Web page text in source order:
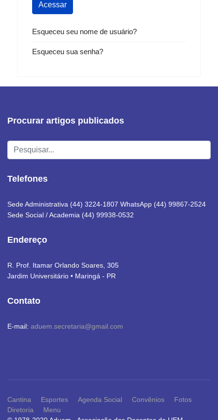
Acessar
Esqueceu seu nome de usuário?
Esqueceu sua senha?
Procurar artigos publicados
Pesquisar...
Telefones
Sede Administrativa (44) 3224-1807 WhatsApp (44) 99867-2524
Sede Social / Academia (44) 99938-0532
Endereço
R. Prof. Itamar Orlando Soares, 305
Jardim Universitário • Maringá - PR
Contato
E-mail: aduem.secretaria@gmail.com
Cantina Esportes Agenda Social Convênios
Fotos
Diretoria
Menu